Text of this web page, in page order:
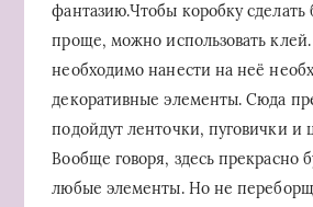
фантазию.Чтобы коробку сделать
проще, можно использовать
необходимо нанести на неё
декоративные элементы. Сюда
подойдут ленточки, пуговички и
Вообще говоря, здесь прекрасно
любые элементы. Но не